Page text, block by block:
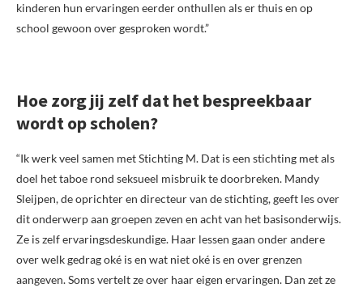
kinderen hun ervaringen eerder onthullen als er thuis en op
school gewoon over gesproken wordt.”
Hoe zorg jij zelf dat het bespreekbaar
wordt op scholen?
“Ik werk veel samen met Stichting M. Dat is een stichting met als
doel het taboe rond seksueel misbruik te doorbreken. Mandy
Sleijpen, de oprichter en directeur van de stichting, geeft les over
dit onderwerp aan groepen zeven en acht van het basisonderwijs.
Ze is zelf ervaringsdeskundige. Haar lessen gaan onder andere
over welk gedrag oké is en wat niet oké is en over grenzen
aangeven. Soms vertelt ze over haar eigen ervaringen. Dan zet ze